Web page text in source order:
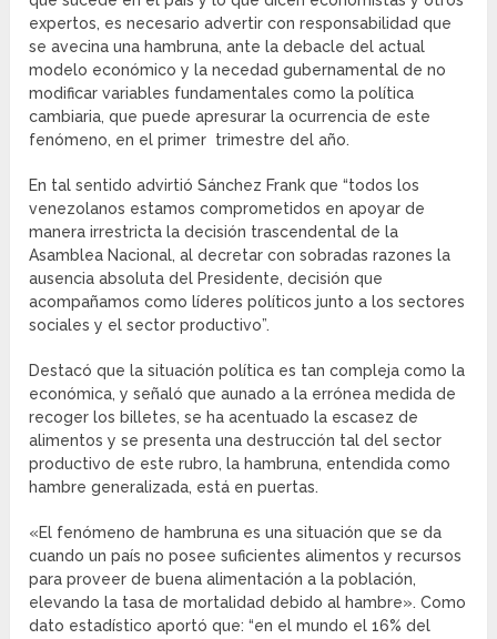
expertos, es necesario advertir con responsabilidad que
se avecina una hambruna, ante la debacle del actual
modelo económico y la necedad gubernamental de no
modificar variables fundamentales como la política
cambiaria, que puede apresurar la ocurrencia de este
fenómeno, en el primer trimestre del año.
En tal sentido advirtió Sánchez Frank que “todos los
venezolanos estamos comprometidos en apoyar de
manera irrestricta la decisión trascendental de la
Asamblea Nacional, al decretar con sobradas razones la
ausencia absoluta del Presidente, decisión que
acompañamos como líderes políticos junto a los sectores
sociales y el sector productivo”.
Destacó que la situación política es tan compleja como la
económica, y señaló que aunado a la errónea medida de
recoger los billetes, se ha acentuado la escasez de
alimentos y se presenta una destrucción tal del sector
productivo de este rubro, la hambruna, entendida como
hambre generalizada, está en puertas.
«El fenómeno de hambruna es una situación que se da
cuando un país no posee suficientes alimentos y recursos
para proveer de buena alimentación a la población,
elevando la tasa de mortalidad debido al hambre». Como
dato estadístico aportó que: “en el mundo el 16% del